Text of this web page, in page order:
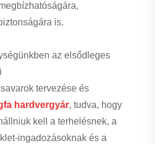
is.
az elsődleges
tervezése és
hardvergyár, tudva, hogy
kell a terhelésnek, a
ingadozásoknak és a